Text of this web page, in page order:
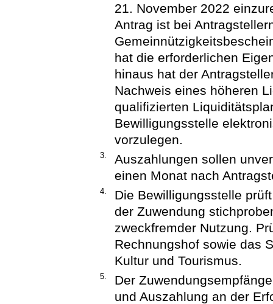
21. November 2022
Antrag ist bei
hat die erforderlichen
hinaus hat der
Nachweis eines höheren
qualifizierten
Bewilligungsstelle
vorzulegen.
3.
Auszahlungen sollen
einen Monat nach
4.
Die Bewilligungsstelle
der Zuwendung
zweckfremder Nutzung.
Rechnungshof sowie das
Kultur und Tourismus.
5.
Der
und Auszahlung an der